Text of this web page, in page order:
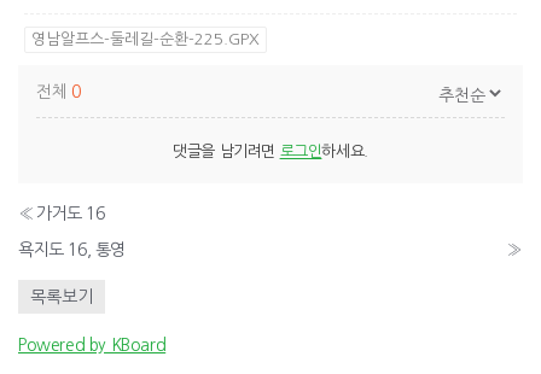
영남알프스-둘레길-순환-225.GPX
전체 0
댓글을 남기려면 로그인하세요.
« 가거도 16
욕지도 16, 통영 »
목록보기
Powered by KBoard